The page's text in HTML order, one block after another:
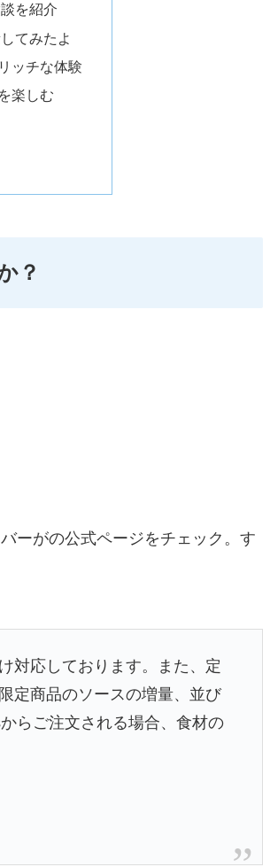
を紹介
てみたよ
ッチな体験
楽しむ
？
ーがの公式ページをチェック。す
対応しております。また、定
定商品のソースの増量、並び
らご注文される場合、食材の